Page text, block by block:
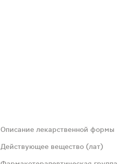
Описание лекарственной формы
Действующее вещество (лат)